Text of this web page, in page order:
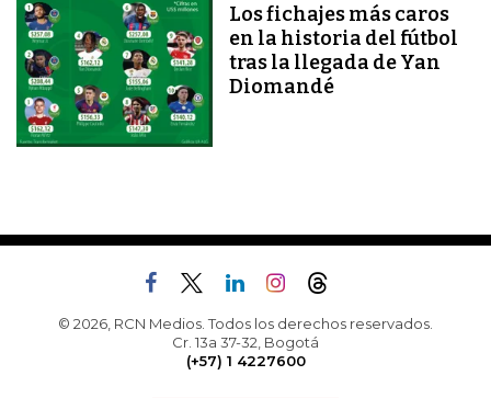
Los fichajes más caros
en la historia del fútbol
tras la llegada de Yan
Diomandé
© 2026, RCN Medios. Todos los derechos reservados.
Cr. 13a 37-32, Bogotá
(+57) 1 4227600